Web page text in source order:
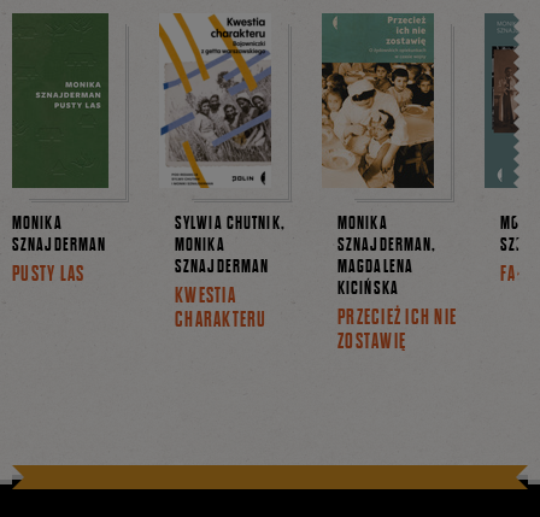
MONIKA
SZNAJDERMAN
PUSTY LAS
SYLWIA CHUTNIK,
MONIKA
SZNAJDERMAN
KWESTIA
CHARAKTERU
MONIKA
SZNAJDERMAN,
MAGDALENA
KICIŃSKA
PRZECIEŻ ICH NIE
ZOSTAWIĘ